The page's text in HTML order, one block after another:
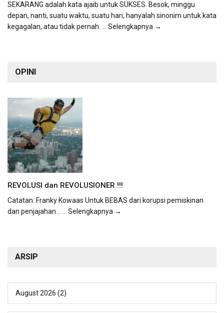
SEKARANG adalah kata ajaib untuk SUKSES. Besok, minggu
depan, nanti, suatu waktu, suatu hari, hanyalah sinonim untuk kata
kegagalan, atau tidak pernah. ... Selengkapnya →
OPINI
REVOLUSI dan REVOLUSIONER !!!
Catatan: Franky Kowaas Untuk BEBAS dari korupsi pemiskinan
dan penjajahan...
... Selengkapnya →
ARSIP
August 2026 (2)